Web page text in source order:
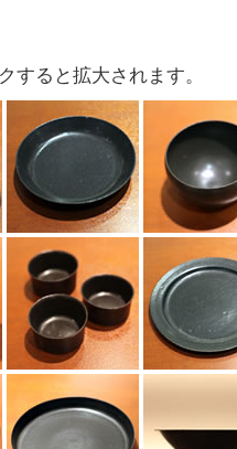
すると拡大されます。